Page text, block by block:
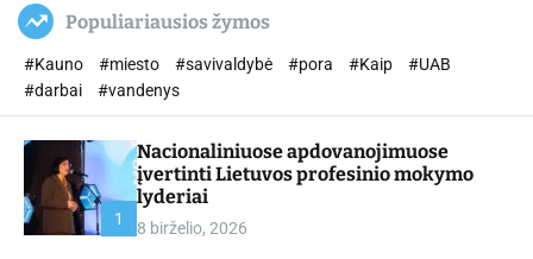
e
h
o
r
Populiariausios žymos
#Kauno #miesto #savivaldybė #pora #Kaip
#UAB
#darbai
#vandenys
1
Nacionaliniuose apdovanojimuose
įvertinti Lietuvos profesinio mokymo
lyderiai
8 birželio, 2026